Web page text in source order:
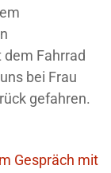
Fahrrad
bei Frau
gefahren.
Gespräch mit